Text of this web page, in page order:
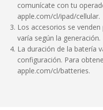
comunícate con tu
apple.com/cl/ipad/cellular.
Los accesorios se
varía según la generación.
La duración de la batería
configuración. Para
apple.com/cl/batteries.